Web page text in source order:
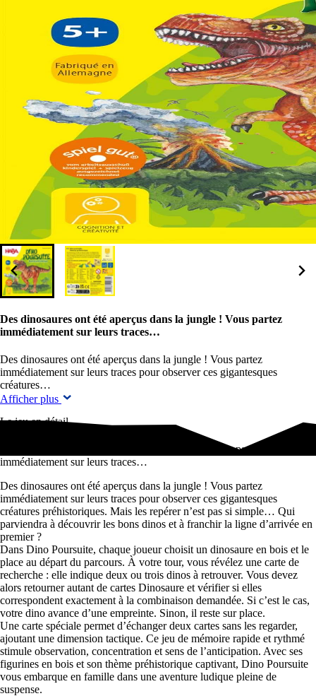
Des dinosaures ont été aperçus dans la jungle ! Vous partez
immédiatement sur leurs traces…
Des dinosaures ont été aperçus dans la jungle ! Vous partez
immédiatement sur leurs traces pour observer ces gigantesques
créatures…
Afficher plus
Le jeu en détail
Des dinosaures ont été aperçus dans la jungle ! Vous partez
immédiatement sur leurs traces…
Des dinosaures ont été aperçus dans la jungle ! Vous partez
immédiatement sur leurs traces pour observer ces gigantesques
créatures préhistoriques. Mais les repérer n’est pas si simple… Qui
parviendra à découvrir les bons dinos et à franchir la ligne d’arrivée en
premier ?
Dans Dino Poursuite, chaque joueur choisit un dinosaure en bois et le
place au départ du parcours. À votre tour, vous révélez une carte de
recherche : elle indique deux ou trois dinos à retrouver. Vous devez
alors retourner autant de cartes Dinosaure et vérifier si elles
correspondent exactement à la combinaison demandée. Si c’est le cas,
votre dino avance d’une empreinte. Sinon, il reste sur place.
Une carte spéciale permet d’échanger deux cartes sans les regarder,
ajoutant une dimension tactique. Ce jeu de mémoire rapide et rythmé
stimule observation, concentration et sens de l’anticipation. Avec ses
figurines en bois et son thème préhistorique captivant, Dino Poursuite
vous embarque en famille dans une aventure ludique pleine de
suspense.